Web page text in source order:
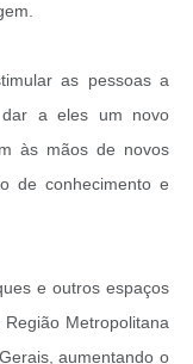
as pessoas a
a eles um novo
às mãos de novos
de conhecimento e
e outros espaços
Metropolitana
aumentando o